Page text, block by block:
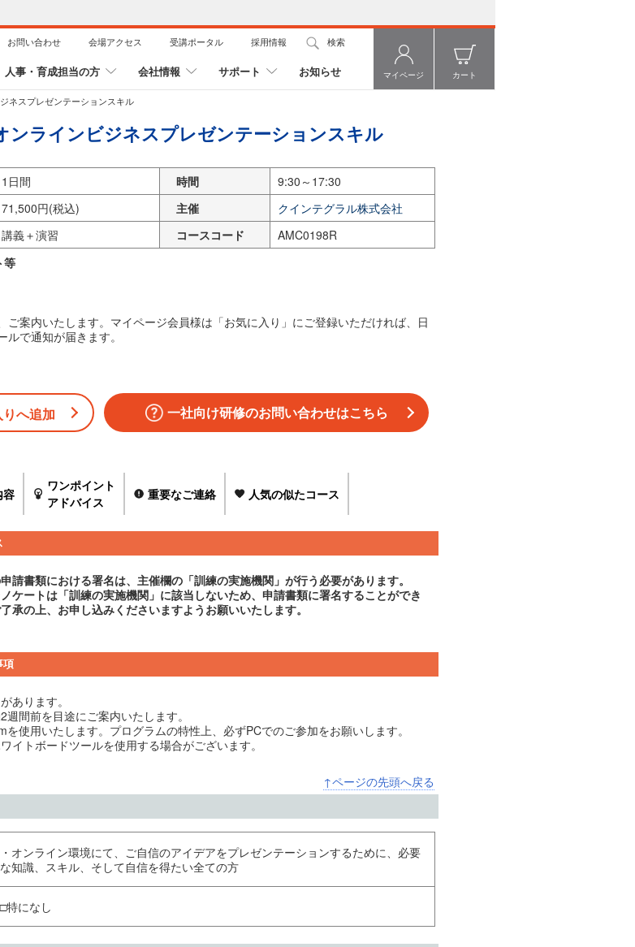
お問い合わせ 会場アクセス 受講ポータル 採用情報 検索
人事・育成担当の方 会社情報 サポート お知らせ マイページ カート
ネスプレゼンテーションスキル
ンラインビジネスプレゼンテーションスキル
1日間 時間
9:30～17:30
71,500円(税込) 主催
クインテグラル株式会社
講義＋演習 コースコード
AMC0198R
等
ご案内いたします。マイページ会員様は「お気に入り」にご登録いただければ、日
で通知が届きます。
へ追加 一社向け研修のお問い合わせはこちら
容
ワンポイント
アドバイス
重要なご連絡 人気の似たコース
請書類における署名は、主催欄の「訓練の実施機関」が行う必要があります。
ケートは「訓練の実施機関」に該当しないため、申請書類に署名することができ
承の上、お申し込みくださいますようお願いいたします。
項
あります。
間前を目途にご案内いたします。
使用いたします。プログラムの特性上、必ずPCでのご参加をお願いします。
イトボードツールを使用する場合がございます。
↑ページの先頭へ戻る
・オンライン環境にて、ご自信のアイデアをプレゼンテーションするために、必要
な知識、スキル、そして自信を得たい全ての方
□特になし